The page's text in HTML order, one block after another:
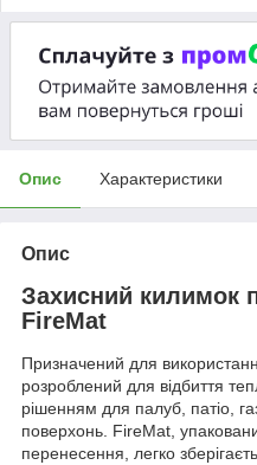
Опис Характеристики
Опис
Захисний килимок
FireMat
Призначений для
розроблений для відбиття
рішенням для палуб, патіо,
поверхонь. FireMat,
перенесення, легко